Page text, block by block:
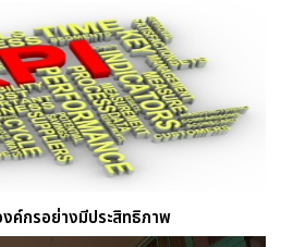
ค์กรอย่างมีประสิทธิภาพ